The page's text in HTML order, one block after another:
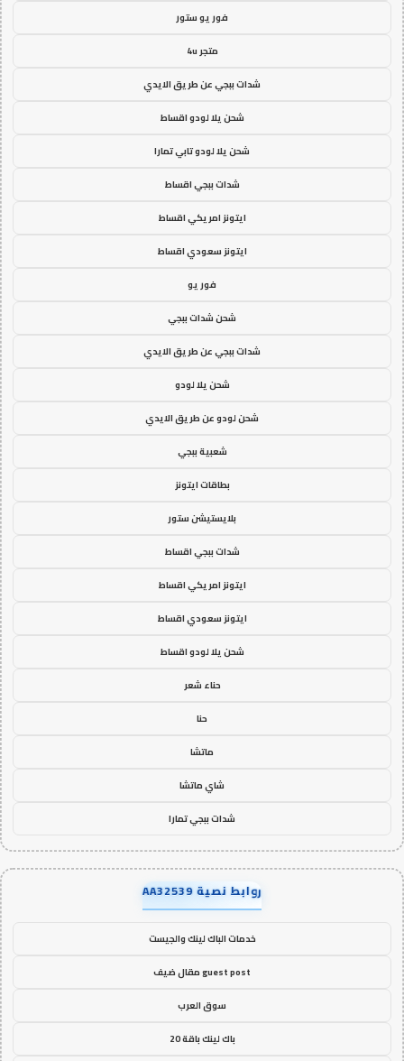
فور يو ستور
متجر 4u
شدات ببجي عن طريق الايدي
شحن يلا لودو اقساط
شحن يلا لودو تابي تمارا
شدات ببجي اقساط
ايتونز امريكي اقساط
ايتونز سعودي اقساط
فور يو
شحن شدات ببجي
شدات ببجي عن طريق الايدي
شحن يلا لودو
شحن لودو عن طريق الايدي
شعبية ببجي
بطاقات ايتونز
بلايستيشن ستور
شدات ببجي اقساط
ايتونز امريكي اقساط
ايتونز سعودي اقساط
شحن يلا لودو اقساط
حناء شعر
حنا
ماتشا
شاي ماتشا
شدات ببجي تمارا
روابط نصية AA32539
خدمات الباك لينك والجيست
guest post مقال ضيف
سوق العرب
باك لينك باقة 20